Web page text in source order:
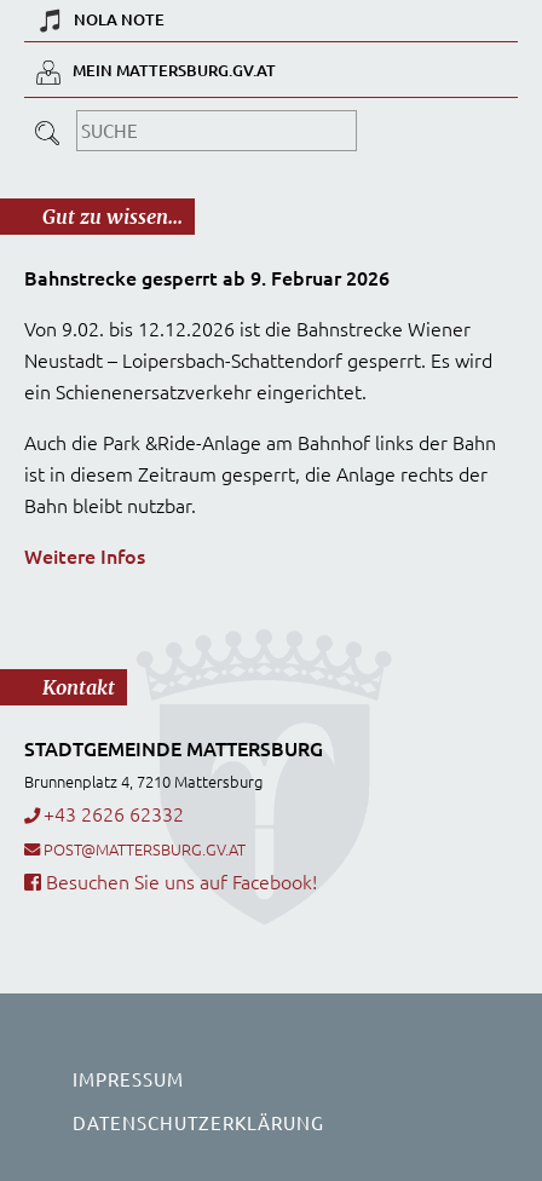
NOLA NOTE
MEIN MATTERSBURG.GV.AT
Gut zu wissen...
Bahnstrecke gesperrt ab 9. Februar 2026
Von 9.02. bis 12.12.2026 ist die Bahnstrecke Wiener
Neustadt – Loipersbach-Schattendorf gesperrt. Es wird
ein Schienenersatzverkehr eingerichtet.
Auch die Park &Ride-Anlage am Bahnhof links der Bahn
ist in diesem Zeitraum gesperrt, die Anlage rechts der
Bahn bleibt nutzbar.
Weitere Infos
Kontakt
STADTGEMEINDE MATTERSBURG
Brunnenplatz 4, 7210 Mattersburg
+43 2626 62332
POST@MATTERSBURG.GV.AT
Besuchen Sie uns auf Facebook!
IMPRESSUM
DATENSCHUTZERKLÄRUNG